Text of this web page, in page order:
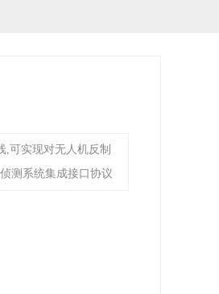
,可实现对无人机反制
测系统集成接口协议